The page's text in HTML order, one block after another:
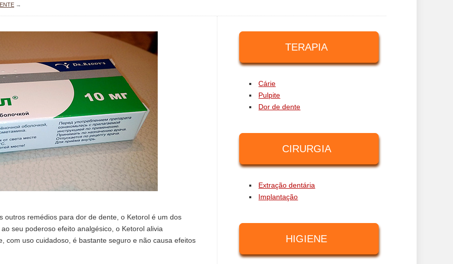
→
outros remédios para dor de dente, o Ketorol é um dos
seu poderoso efeito analgésico, o Ketorol alivia
com uso cuidadoso, é bastante seguro e não causa efeitos
TERAPIA
Cárie
Pulpite
Dor de dente
CIRURGIA
Extração dentária
Implantação
HIGIENE